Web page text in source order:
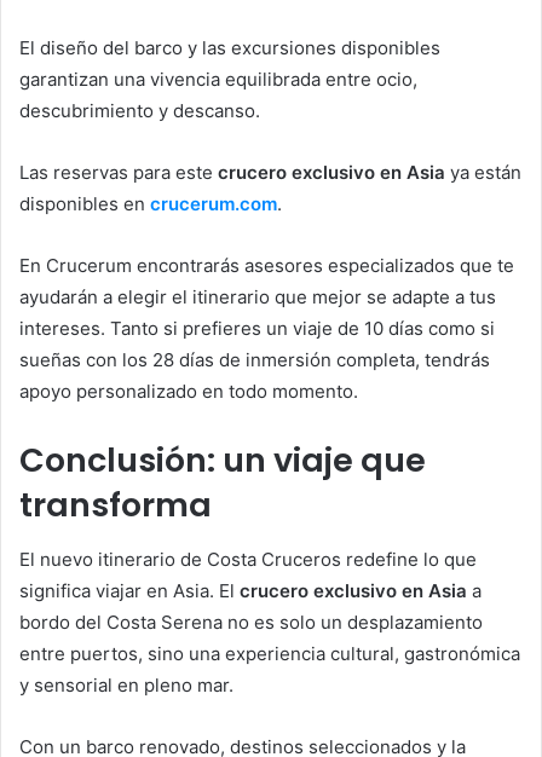
El diseño del barco y las excursiones disponibles
garantizan una vivencia equilibrada entre ocio,
descubrimiento y descanso.
Las reservas para este crucero exclusivo en Asia ya están
disponibles en crucerum.com.
En Crucerum encontrarás asesores especializados que te
ayudarán a elegir el itinerario que mejor se adapte a tus
intereses. Tanto si prefieres un viaje de 10 días como si
sueñas con los 28 días de inmersión completa, tendrás
apoyo personalizado en todo momento.
Conclusión: un viaje que
transforma
El nuevo itinerario de Costa Cruceros redefine lo que
significa viajar en Asia. El crucero exclusivo en Asia a
bordo del Costa Serena no es solo un desplazamiento
entre puertos, sino una experiencia cultural, gastronómica
y sensorial en pleno mar.
Con un barco renovado, destinos seleccionados y la